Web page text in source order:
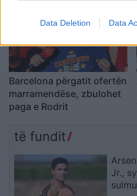
Data Deletion Data
Barcelona përgatit ofertën
marramendëse, zbulohet
paga e Rodrit
të fundit
Jr.,